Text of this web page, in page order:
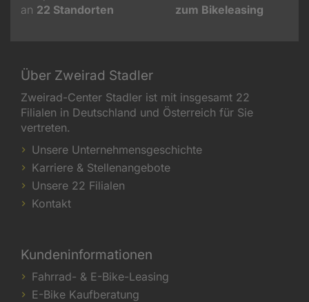
an 22 Standorten
zum Bikeleasing
Über Zweirad Stadler
Zweirad-Center Stadler ist mit insgesamt 22
Filialen in Deutschland und Österreich für Sie
vertreten.
Unsere Unternehmensgeschichte
Karriere & Stellenangebote
Unsere 22 Filialen
Kontakt
Kundeninformationen
Fahrrad- & E-Bike-Leasing
E-Bike Kaufberatung